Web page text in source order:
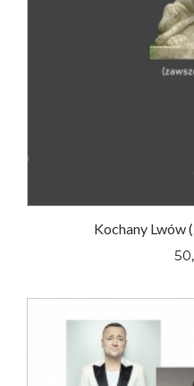
Kochany Lwów